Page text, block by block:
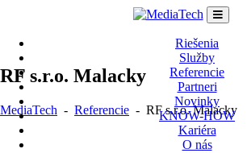
Riešenia
Služby
Referencie
Partneri
Novinky
KNOW-HOW
Kariéra
O nás
RF s.r.o. Malacky
MediaTech - Referencie - RF s.r.o. Malacky